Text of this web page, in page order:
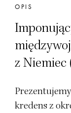
OPIS
z Niemiec
kredens z